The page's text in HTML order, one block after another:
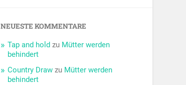
NEUESTE KOMMENTARE
Tap and hold zu Mütter werden
behindert
Country Draw zu Mütter werden
behindert